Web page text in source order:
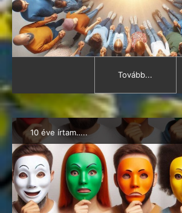
Tovább...
10 éve írtam…..